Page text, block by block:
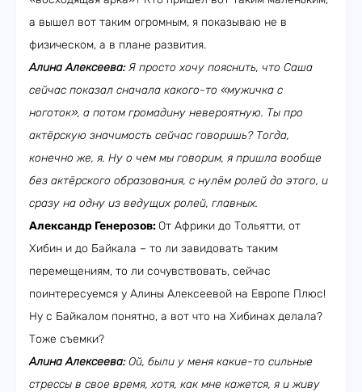
а вышел вот таким огромным, я показываю не в
физическом, а в плане развития.
Алина Алексеева:Я просто хочу пояснить, что Саша
сейчас показал сначала какого-то «мужичка с
ноготок», а потом громадину невероятную. Ты про
актёрскую значимость сейчас говоришь? Тогда,
конечно же, я. Ну о чем мы говорим, я пришла вообще
без актёрского образования, с нулём ролей до этого, и
сразу на одну из ведущих ролей, главных.
Александр Генерозов: От Африки до Тольятти, от
Хибин и до Байкала – то ли завидовать таким
перемещениям, то ли сочувствовать, сейчас
поинтересуемся у Алины Алексеевой на Европе Плюс!
Ну с Байкалом понятно, а вот что на Хибинах делала?
Тоже съемки?
Алина Алексеева:Ой, были у меня какие-то сильные
стрессы в свое время, хотя, как мне кажется, я и живу